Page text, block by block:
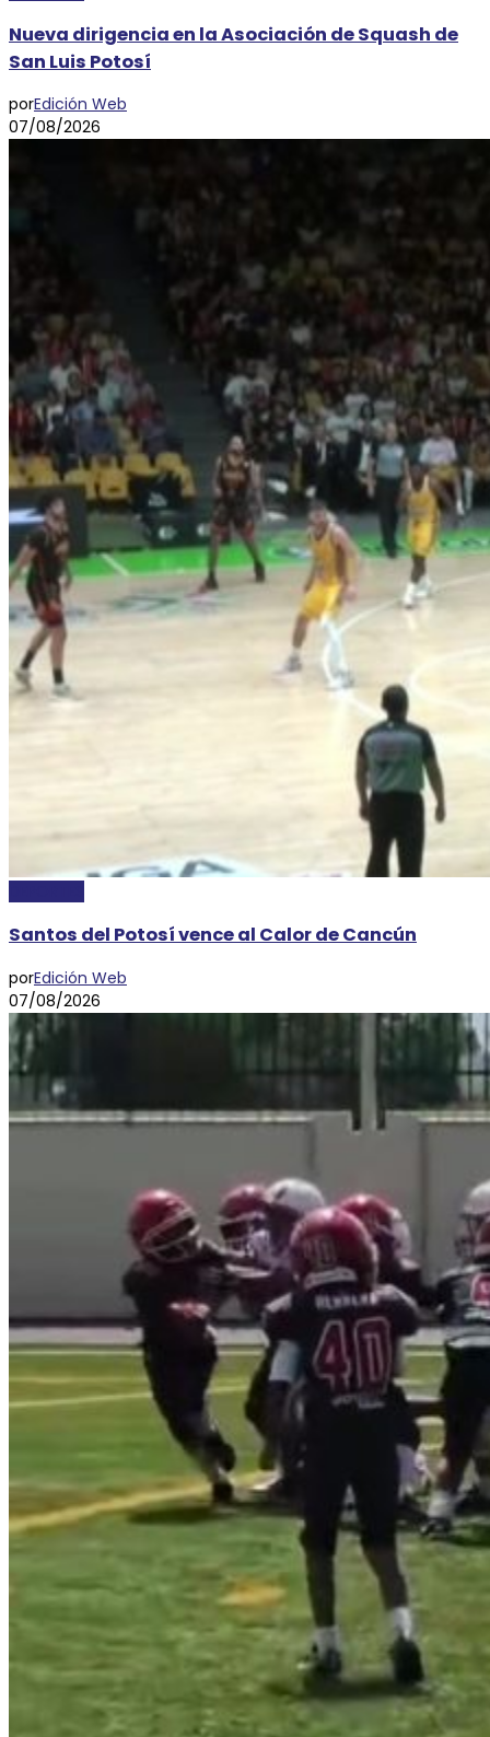
Nueva dirigencia en la Asociación de Squash de
San Luis Potosí
porEdición Web
07/08/2026
Santos del Potosí vence al Calor de Cancún
porEdición Web
07/08/2026